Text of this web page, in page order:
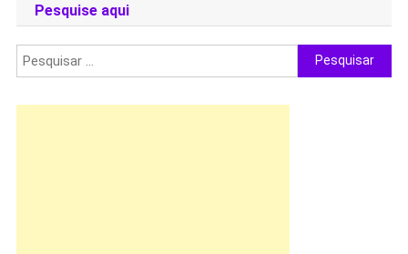
Pesquise aqui
Pesquisar
por: